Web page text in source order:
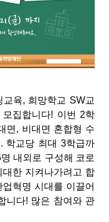
교육, 희망학교 SW교
집합니다! 이번 2학
면 , 비대면 혼합형 수
. 학교당 최대3학급까
명 내외로 구성해 코로
한 지켜나가려고 합
업혁명 시대를 이끌어
니다! 많은 참여와 관